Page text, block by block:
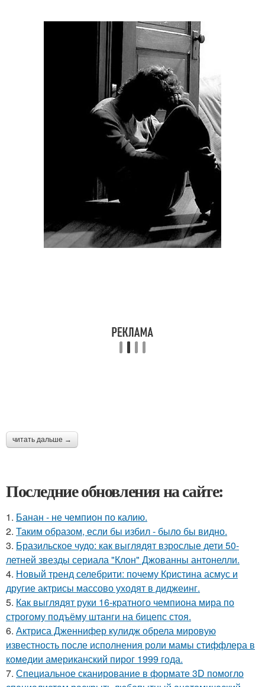
читать дальше →
Последние обновления на сайте:
1. Банан - не чемпион по калию.
2. Таким образом, если бы избил - было бы видно.
3. Бразильское чудо: как выглядят взрослые дети 50-
летней звезды сериала "Клон" Джованны антонелли.
4. Новый тренд селебрити: почему Кристина асмус и
другие актрисы массово уходят в диджеинг.
5. Как выглядят руки 16-кратного чемпиона мира по
строгому подъёму штанги на бицепс стоя.
6. Актриса Дженнифер кулидж обрела мировую
известность после исполнения роли мамы стиффлера в
комедии американский пирог 1999 года.
7. Специальное сканирование в формате 3D помогло